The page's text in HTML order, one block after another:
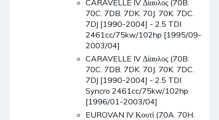
CARAVELLE IV Δίαυλος (70B.
70C. 7DB. 7DK. 70J. 70K. 7DC.
7DJ [1990-2004] - 2.5 TDI
2461cc/75kw/102hp [1995/09-
2003/04]
CARAVELLE IV Δίαυλος (70B.
70C. 7DB. 7DK. 70J. 70K. 7DC.
7DJ [1990-2004] - 2.5 TDI
Syncro 2461cc/75kw/102hp
[1996/01-2003/04]
EUROVAN IV Κουτί (70A. 70H.